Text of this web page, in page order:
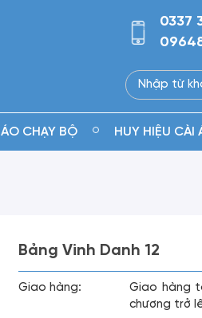
0337
ÁO CHẠY BỘ HUY HIỆU CÀI
Bảng Vinh Danh 12
Giao hàng:
Giao hàng
chương trở